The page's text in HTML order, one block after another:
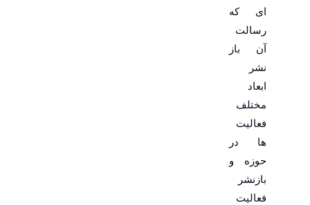
ای که
رسالت
آن باز
نشر
ابعاد
مختلف
فعالیت
ها در
حوزه و
بازنشر
فعالیت